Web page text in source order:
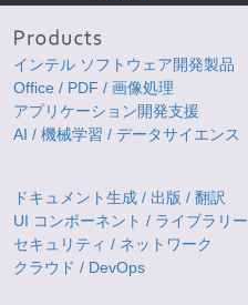
インテル ソフトウェア開発製品
Office / PDF / 画像処理
アプリケーション開発支援
AI / 機械学習 / データサイエンス
ドキュメント生成 / 出版 / 翻訳
UI コンポーネント / ライブラリー
セキュリティ / ネットワーク
クラウド / DevOps